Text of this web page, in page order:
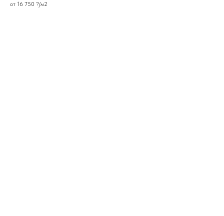
от 16 750 ?/м2